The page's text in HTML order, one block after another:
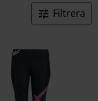
Filtrera